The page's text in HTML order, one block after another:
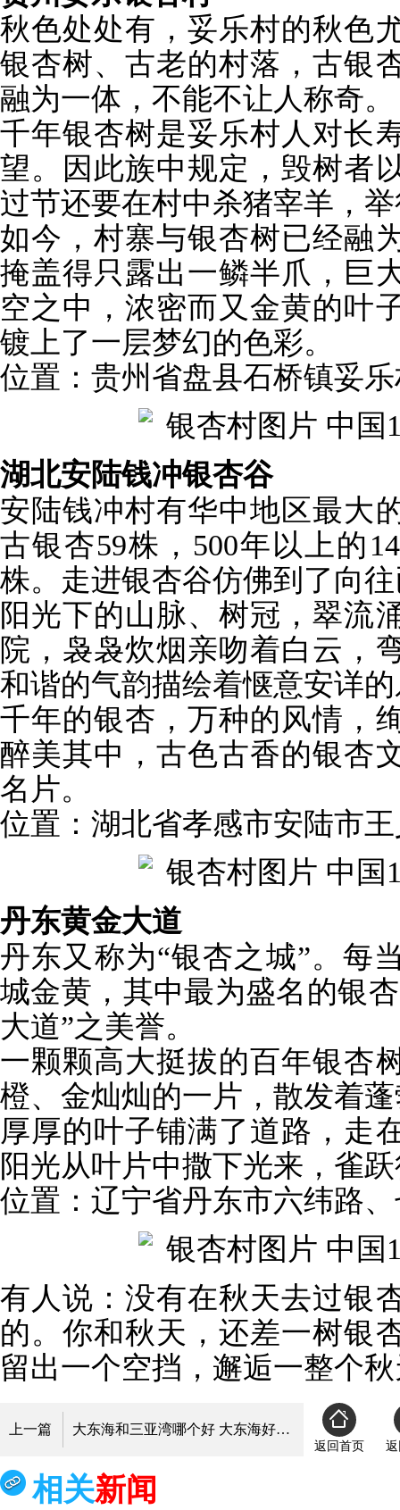
秋色处处有，妥乐村的秋色
银杏树、古老的村落，古银
融为一体，不能不让人称奇。
千年银杏树是妥乐村人对长
望。因此族中规定，毁树者
过节还要在村中杀猪宰羊，
如今，村寨与银杏树已经融
掩盖得只露出一鳞半爪，巨
空之中，浓密而又金黄的叶
镀上了一层梦幻的色彩。
位置：贵州省盘县石桥镇妥
湖北安陆钱冲银杏谷
安陆钱冲村有华中地区最大
古银杏59株，500年以上的
株。走进银杏谷仿佛到了向
阳光下的山脉、树冠，翠流
院，袅袅炊烟亲吻着白云，
和谐的气韵描绘着惬意安详
千年的银杏，万种的风情，
醉美其中，古色古香的银杏
名片。
位置：湖北省孝感市安陆市
丹东黄金大道
丹东又称为“银杏之城”。每
城金黄，其中最为盛名的银
大道”之美誉。
一颗颗高大挺拔的百年银杏
橙、金灿灿的一片，散发着
厚厚的叶子铺满了道路，走
阳光从叶片中撒下光来，雀
位置：辽宁省丹东市六纬路
有人说：没有在秋天去过银
的。你和秋天，还差一树银
留出一个空挡，邂逅一整个
上一篇 大东海和三亚湾哪个好 大东海好还是三亚湾好
返回首页
相关新闻